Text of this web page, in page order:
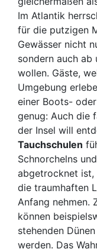
Im Atlantik
für die putzigen
Gewässer nicht
sondern auch ab
wollen. Gäste,
Umgebung
einer Boots-
genug: Auch die
der Insel will
Tauchschulen
Schnorchelns
abgetrocknet ist,
die traumhaften
Anfang nehmen.
können
stehenden
werden. Das